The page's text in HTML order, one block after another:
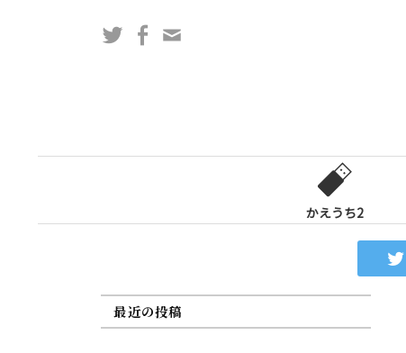
ス
TwitterFacebook
かえうち2
最近の投稿